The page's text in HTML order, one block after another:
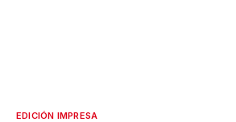
EDICIÓN IMPRESA